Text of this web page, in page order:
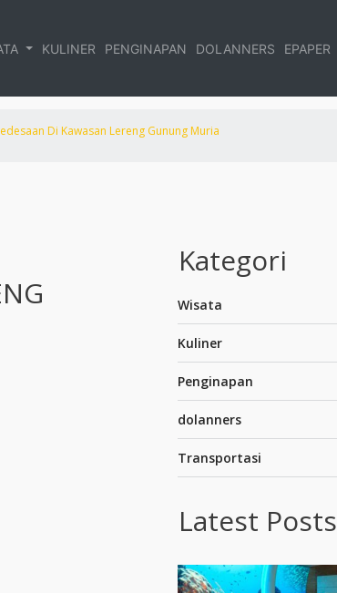
KULINER PENGINAPAN DOLANNERS EPAPER
Di Kawasan Lereng Gunung Muria
Kategori
Wisata
Kuliner
Penginapan
dolanners
Transportasi
Latest Posts